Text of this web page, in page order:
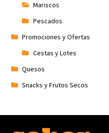
Mariscos
Pescados
Promociones y Ofertas
Cestas y Lotes
Quesos
Snacks y Frutos Secos